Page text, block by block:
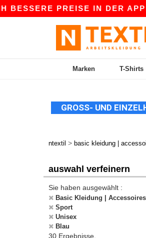
PREISE IN DER APP!|
Marken T-Shirts
GROSS- UND
ntextil > basic kleidung |
auswahl verfeinern
Sie haben ausgewählt :
Basic Kleidung | Accessoires
Sport
Unisex
Blau
30 Ergebnisse.